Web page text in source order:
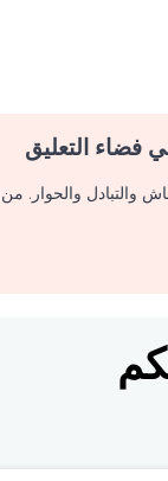
فضاء التعليق
والتبادل والحوار.